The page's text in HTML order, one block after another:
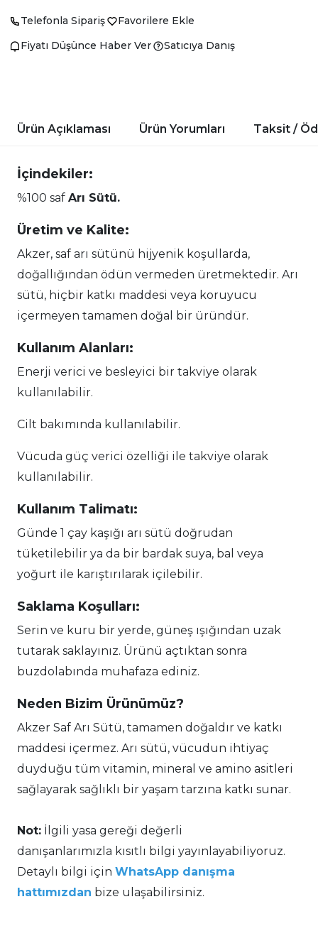
Telefonla Sipariş
Favorilere Ekle
Fiyatı Düşünce Haber Ver
Satıcıya Danış
Ürün Açıklaması Taksit /
Ürün Yorumları
İçindekiler:
%100 saf Arı Sütü.
Üretim ve Kalite:
Akzer, saf arı sütünü hijyenik koşullarda,
doğallığından ödün vermeden üretmektedir. Arı
sütü, hiçbir katkı maddesi veya koruyucu
içermeyen tamamen doğal bir üründür.
Kullanım Alanları:
Enerji verici ve besleyici bir takviye olarak
kullanılabilir.
Cilt bakımında kullanılabilir.
Vücuda güç verici özelliği ile takviye olarak
kullanılabilir.
Kullanım Talimatı:
Günde 1 çay kaşığı arı sütü doğrudan
tüketilebilir ya da bir bardak suya, bal veya
yoğurt ile karıştırılarak içilebilir.
Saklama Koşulları:
Serin ve kuru bir yerde, güneş ışığından uzak
tutarak saklayınız. Ürünü açtıktan sonra
buzdolabında muhafaza ediniz.
Neden Bizim Ürünümüz?
Akzer Saf Arı Sütü, tamamen doğaldır ve katkı
maddesi içermez. Arı sütü, vücudun ihtiyaç
duyduğu tüm vitamin, mineral ve amino asitleri
sağlayarak sağlıklı bir yaşam tarzına katkı sunar.
Not: İlgili yasa gereği değerli
danışanlarımızla kısıtlı bilgi yayınlayabiliyoruz.
Detaylı bilgi için WhatsApp danışma
hattımızdan bize ulaşabilirsiniz.